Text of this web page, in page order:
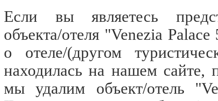
Если вы являетесь
объекта/отеля "Venezia
о отеле/(другом
находилась на нашем сайте,
мы удалим объект/отель